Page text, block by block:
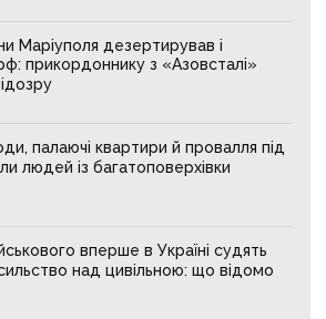
Маріуполя дезертирував і
прикордоннику з «Азовсталі»
палаючі квартири й провалля під
людей із багатоповерхівки
вперше в Україні судять
над цивільною: що відомо